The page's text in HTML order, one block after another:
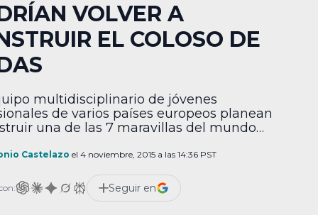
VOLVER A
EL COLOSO DE
multidisciplinario de jóvenes
de varios países europeos planean
una de las 7 maravillas del mundo
estatua de bronce de casi 30 metros de
Este monumento estaba ubicado en la
Castelazo el 4 noviembre, 2015 a las 14:36 PST
Seguir en